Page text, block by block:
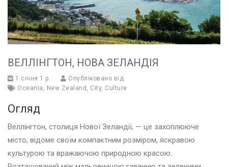
ВЕЛЛІНГТОН, НОВА ЗЕЛАНДІЯ
1 січня 1 р.
Опубліковано від
Oceania , New Zealand , City, Culture
Огляд
Веллінгтон, столиця Нової Зеландії, — це захоплююче
місто, відоме своїм компактним розміром, яскравою
культурою та вражаючою природною красою.